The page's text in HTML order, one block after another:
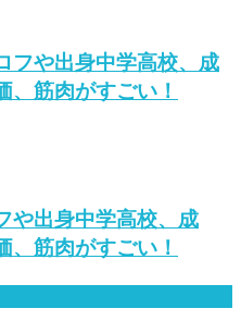
フや出身中学高校、成
、筋肉がすごい！
や出身中学高校、成
、筋肉がすごい！